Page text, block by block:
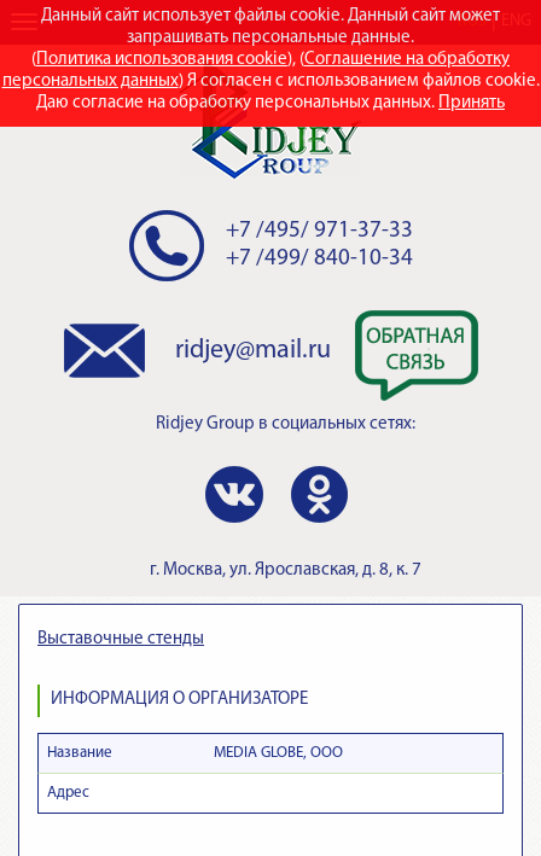
Данный сайт использует файлы cookie. Данный сайт может
запрашивать персональные данные.
(Политика использования cookie), (Соглашение на обработку
персональных данных) Я согласен с использованием файлов cookie.
Даю согласие на обработку персональных данных. Принять
RUS
+7 /495/ 971-37-33
+7 /499/ 840-10-34
ridjey@mail.ru
Ridjey Group в социальных сетях:
г. Москва, ул. Ярославская, д. 8, к. 7
Выставочные стенды
ИНФОРМАЦИЯ О ОРГАНИЗАТОРЕ
Название MEDIA GLOBE, ООО
Адрес